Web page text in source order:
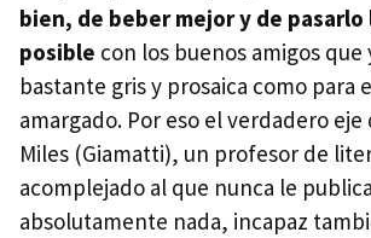
bien, de beber mejor y de pasarlo
posible con los buenos amigos que
bastante gris y prosaica como para
amargado. Por eso el verdadero eje
Miles (Giamatti), un profesor de
acomplejado al que nunca le
absolutamente nada, incapaz